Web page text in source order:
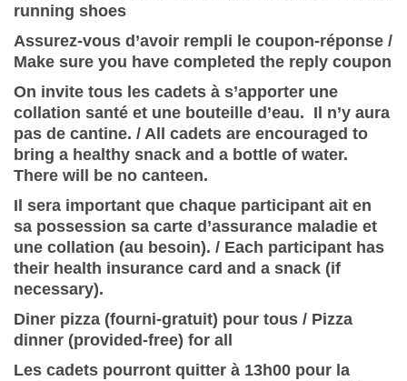
running shoes
Assurez-vous d’avoir rempli le coupon-réponse /
Make sure you have completed the reply coupon
On invite tous les cadets à s’apporter une
collation santé et une bouteille d’eau. Il n’y aura
pas de cantine. / All cadets are encouraged to
bring a healthy snack and a bottle of water.
There will be no canteen.
Il sera important que chaque participant ait en
sa possession sa carte d’assurance maladie et
une collation (au besoin). / Each participant has
their health insurance card and a snack (if
necessary).
Diner pizza (fourni-gratuit) pour tous / Pizza
dinner (provided-free) for all
Les cadets pourront quitter à 13h00 pour la